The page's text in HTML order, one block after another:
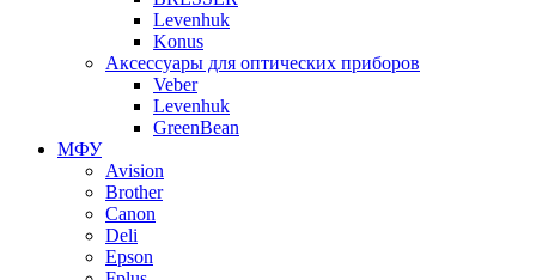
Levenhuk
Konus
Аксессуары для оптических приборов
Veber
Levenhuk
GreenBean
МФУ
Avision
Brother
Canon
Deli
Epson